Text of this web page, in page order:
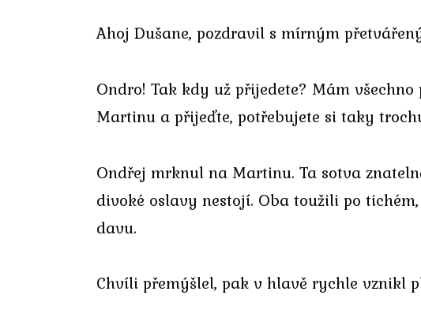
Ahoj Dušane, pozdravil s mírným
Ondro! Tak kdy už přijedete? Mám
Martinu a přijeďte, potřebujete si taky
Ondřej mrknul na Martinu. Ta sotva
divoké oslavy nestojí. Oba toužili po
davu.
Chvíli přemýšlel, pak v hlavě rychle vznikl